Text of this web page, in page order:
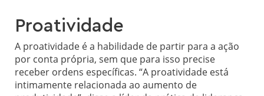
Proatividade
A proatividade é a habilidade de partir para a ação
por conta própria, sem que para isso precise
receber ordens específicas. “A proatividade está
intimamente relacionada ao aumento de